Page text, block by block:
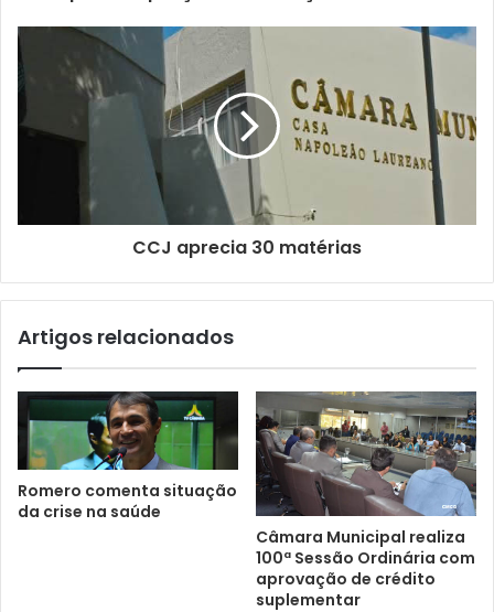
e
i
CCJ aprecia 30 matérias
Artigos relacionados
Romero comenta situação
da crise na saúde
Câmara Municipal realiza
100ª Sessão Ordinária com
aprovação de crédito
suplementar